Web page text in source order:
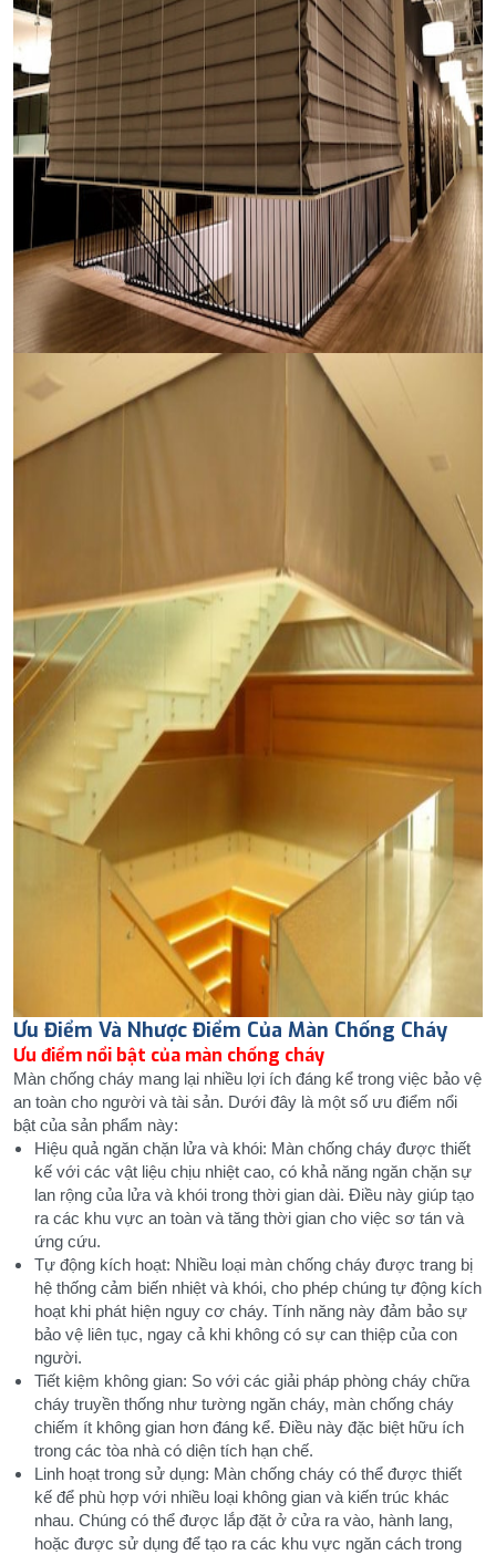
Ưu Điểm Và Nhược Điểm Của Màn Chống Cháy
Ưu điểm nổi bật của màn chống cháy
Màn chống cháy mang lại nhiều lợi ích đáng kể trong việc bảo vệ
an toàn cho người và tài sản. Dưới đây là một số ưu điểm nổi
bật của sản phẩm này:
Hiệu quả ngăn chặn lửa và khói: Màn chống cháy được thiết
kế với các vật liệu chịu nhiệt cao, có khả năng ngăn chặn sự
lan rộng của lửa và khói trong thời gian dài. Điều này giúp tạo
ra các khu vực an toàn và tăng thời gian cho việc sơ tán và
ứng cứu.
Tự động kích hoạt: Nhiều loại màn chống cháy được trang bị
hệ thống cảm biến nhiệt và khói, cho phép chúng tự động kích
hoạt khi phát hiện nguy cơ cháy. Tính năng này đảm bảo sự
bảo vệ liên tục, ngay cả khi không có sự can thiệp của con
người.
Tiết kiệm không gian: So với các giải pháp phòng cháy chữa
cháy truyền thống như tường ngăn cháy, màn chống cháy
chiếm ít không gian hơn đáng kể. Điều này đặc biệt hữu ích
trong các tòa nhà có diện tích hạn chế.
Linh hoạt trong sử dụng: Màn chống cháy có thể được thiết
kế để phù hợp với nhiều loại không gian và kiến trúc khác
nhau. Chúng có thể được lắp đặt ở cửa ra vào, hành lang,
hoặc được sử dụng để tạo ra các khu vực ngăn cách trong